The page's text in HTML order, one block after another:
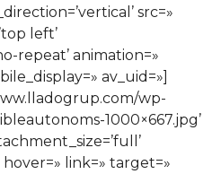
src=»
left’
repeat’ animation=»
av_uid=»]
wp-
1000×667.jpg’
hover=» link=» target=»